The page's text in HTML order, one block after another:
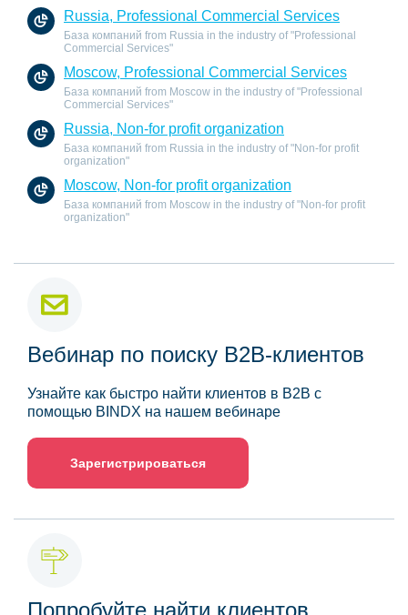
Russia, Professional Commercial Services
База компаний from Russia in the industry of "Professional
Commercial Services"
Moscow, Professional Commercial Services
База компаний from Moscow in the industry of "Professional
Commercial Services"
Russia, Non-for profit organization
База компаний from Russia in the industry of "Non-for profit
organization"
Moscow, Non-for profit organization
База компаний from Moscow in the industry of "Non-for profit
organization"
Вебинар по поиску B2B-клиентов
Узнайте как быстро найти клиентов в B2B с
помощью BINDX на нашем вебинаре
Зарегистрироваться